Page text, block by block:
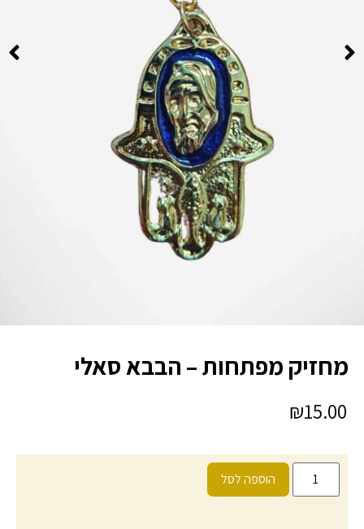
מחזיק מפתחות – הבבא סאלי
₪15.00
הוספה לסל